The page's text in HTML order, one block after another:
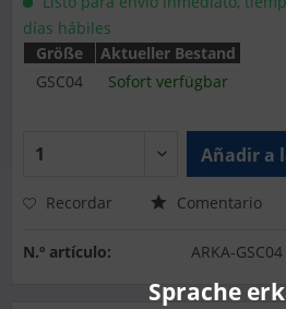
días hábiles
Größe
Aktueller Bestand
GSC04
Sofort verfügbar
Añadir a
Recordar Comentario
N.º artículo: ARKA-GSC04
Sprache